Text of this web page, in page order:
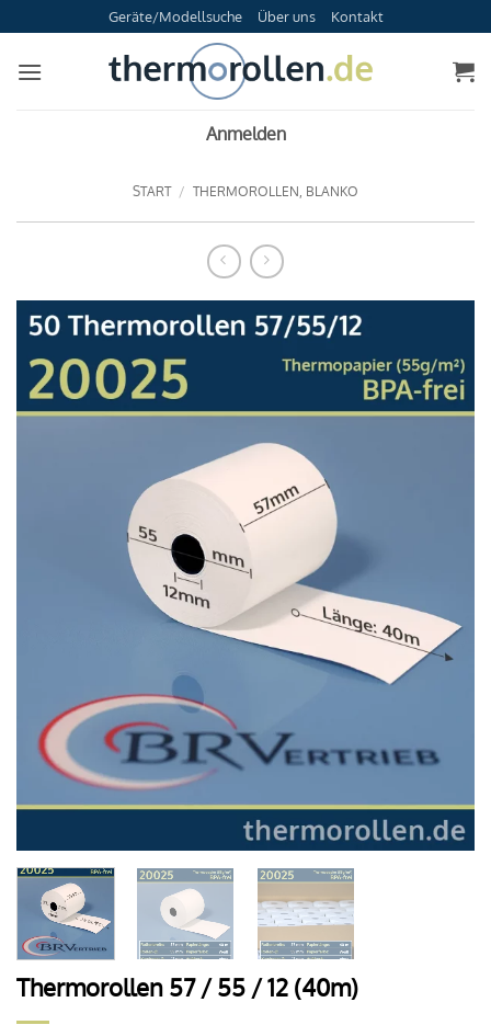
Inhalt
springen
Geräte/Modellsuche Über uns Kontakt
Anmelden
START / THERMOROLLEN, BLANKO
Thermorollen 57 / 55 / 12 (40m)